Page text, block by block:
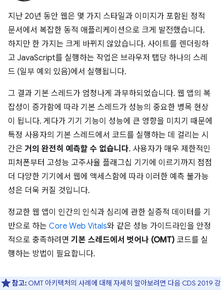
지난 20년 동안 웹은 몇 가지 스타일과 이미지가 포함된 정적
문서에서 복잡한 동적 애플리케이션으로 크게 발전했습니다.
하지만 한 가지는 크게 바뀌지 않았습니다. 사이트를 렌더링하
고 JavaScript를 실행하는 작업은 브라우저 탭당 하나의 스레
드 (일부 예외 있음)에서 실행됩니다.
그 결과 기본 스레드가 엄청나게 과부하되었습니다. 웹 앱의 복
잡성이 증가함에 따라 기본 스레드가 성능의 중요한 병목 현상
이 됩니다. 게다가 기기 기능이 성능에 큰 영향을 미치기 때문에
특정 사용자의 기본 스레드에서 코드를 실행하는 데 걸리는 시
간은 거의 완전히 예측할 수 없습니다. 사용자가 매우 제한적인
피처폰부터 고성능 고주사율 플래그십 기기에 이르기까지 점점
더 다양한 기기에서 웹에 액세스함에 따라 이러한 예측 불가능
성은 더욱 커질 것입니다.
정교한 웹 앱이 인간의 인식과 심리에 관한 실증적 데이터를 기
반으로 하는 Core Web Vitals와 같은 성능 가이드라인을 안정
적으로 충족하려면 기본 스레드에서 벗어나 (OMT) 코드를 실
행하는 방법이 필요합니다.
참고: OMT 아키텍처의 사례에 대해 자세히 알아보려면 다음 CDS 2019 강